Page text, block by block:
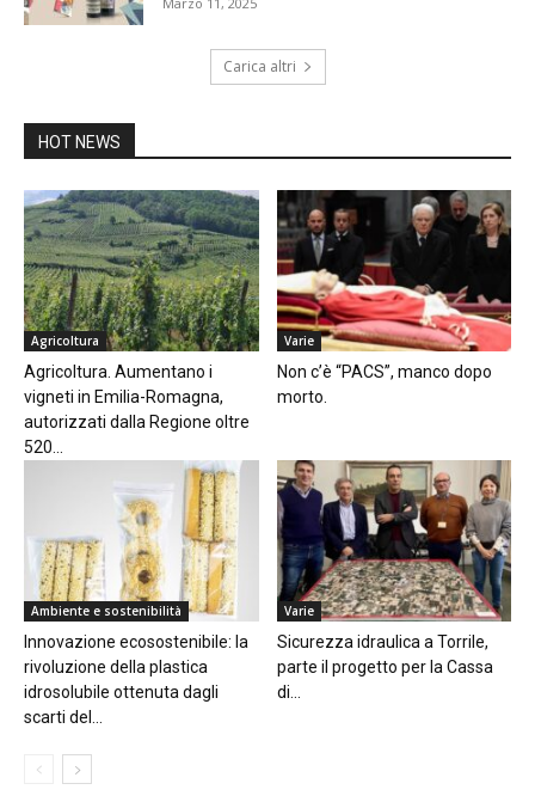
Carica altri
HOT NEWS
Agricoltura
Agricoltura. Aumentano i
vigneti in Emilia-Romagna,
autorizzati dalla Regione oltre
520...
Varie
Non c’è “PACS”, manco dopo
morto.
Ambiente e sostenibilità
Innovazione ecosostenibile: la
rivoluzione della plastica
idrosolubile ottenuta dagli
scarti del...
Varie
Sicurezza idraulica a Torrile,
parte il progetto per la Cassa
di...